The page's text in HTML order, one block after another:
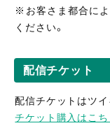
※お客さま都合に
ください。
配信チケット
配信チケットはツ
チケット購入はこち